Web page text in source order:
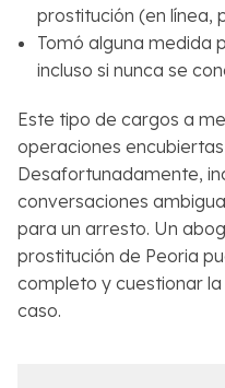
prostitución (en línea,
Tomó alguna medida
incluso si nunca se
Este tipo de cargos a
operaciones
Desafortunadamente,
conversaciones
para un arresto. Un
prostitución de Peoria
completo y cuestionar
caso.